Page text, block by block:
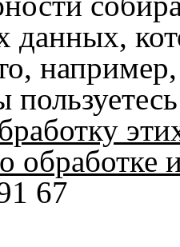
в целях
данных,